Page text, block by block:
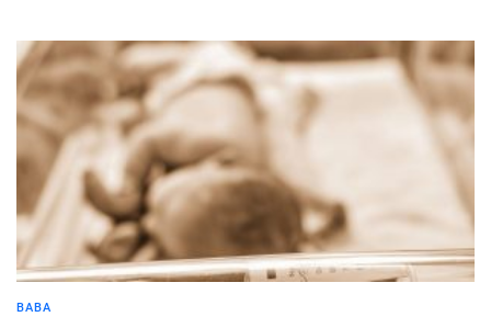
BABA